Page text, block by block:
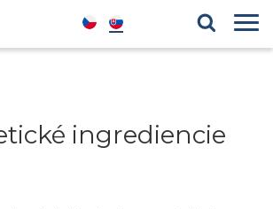
ingrediencie